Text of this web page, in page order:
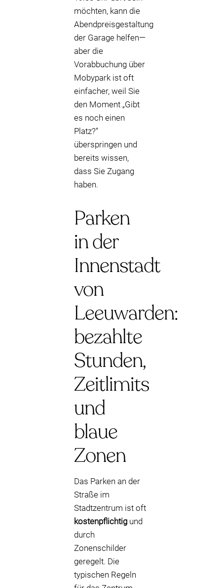
möchten, kann die
Abendpreisgestaltung
der Garage helfen—
aber die
Vorabbuchung über
Mobypark ist oft
einfacher, weil Sie
den Moment „Gibt
es noch einen
Platz?“
überspringen und
bereits wissen,
dass Sie Zugang
haben.
Parken
in der
Innenstadt
von
Leeuwarden:
bezahlte
Stunden,
Zeitlimits
und
blaue
Zonen
Das Parken an der
Straße im
Stadtzentrum ist oft
kostenpflichtig und
durch
Zonenschilder
geregelt. Die
typischen Regeln